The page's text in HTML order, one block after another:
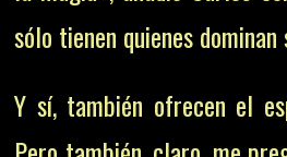
sólo tienen quienes
Y sí, también ofrecen el